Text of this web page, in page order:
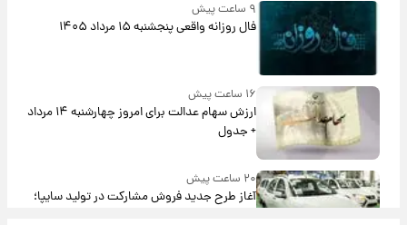
۹ ساعت پیش
فال روزانه واقعی پنجشنبه ۱۵ مرداد ۱۴۰۵
۱۶ ساعت پیش
ارزش سهام عدالت برای امروز چهارشنبه ۱۴ مرداد
+ جدول
۲۰ ساعت پیش
آغاز طرح جدید فروش مشارکت در تولید سایپا؛